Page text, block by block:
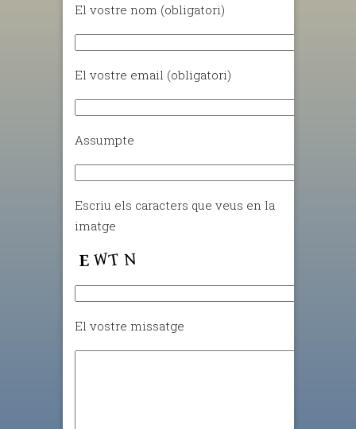
El vostre nom (obligatori)
El vostre email (obligatori)
Assumpte
Escriu els caracters que veus en la
imatge
El vostre missatge